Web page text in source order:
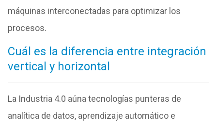
máquinas interconectadas para optimizar los
procesos.
Cuál es la diferencia entre integración
vertical y horizontal
La Industria 4.0 aúna tecnologías punteras de
analítica de datos, aprendizaje automático e